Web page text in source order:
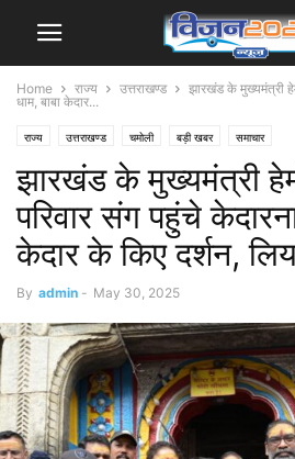
Home राज्य उत्तराखण्ड
झारखंड के मुख्यमंत्री
धाम, बाबा केदार...
राज्य उत्तराखण्ड चमोली बड़ी खबर समाचार
झारखंड के मुख्यमंत्री
परिवार संग पहुंचे
केदार के किए दर्शन,
By admin - May 30, 2025